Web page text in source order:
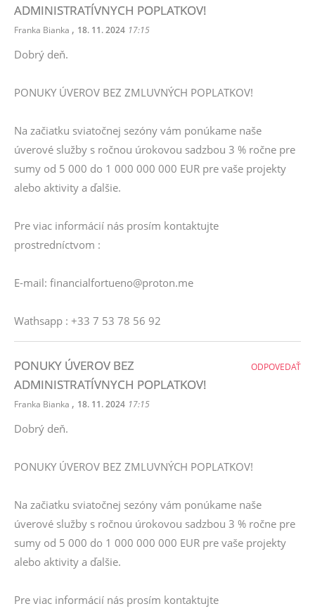
ADMINISTRATÍVNYCH POPLATKOV!
Franka Bianka , 18. 11. 2024 17:15
Dobrý deň.
PONUKY ÚVEROV BEZ ZMLUVNÝCH POPLATKOV!
Na začiatku sviatočnej sezóny vám ponúkame naše
úverové služby s ročnou úrokovou sadzbou 3 % ročne pre
sumy od 5 000 do 1 000 000 000 EUR pre vaše projekty
alebo aktivity a ďalšie.
Pre viac informácií nás prosím kontaktujte
prostredníctvom :
E-mail: financialfortueno@proton.me
Wathsapp : +33 7 53 78 56 92
PONUKY ÚVEROV BEZ
ADMINISTRATÍVNYCH POPLATKOV!
Franka Bianka , 18. 11. 2024 17:15
Dobrý deň.
PONUKY ÚVEROV BEZ ZMLUVNÝCH POPLATKOV!
Na začiatku sviatočnej sezóny vám ponúkame naše
úverové služby s ročnou úrokovou sadzbou 3 % ročne pre
sumy od 5 000 do 1 000 000 000 EUR pre vaše projekty
alebo aktivity a ďalšie.
Pre viac informácií nás prosím kontaktujte
ODPOVEDAŤ